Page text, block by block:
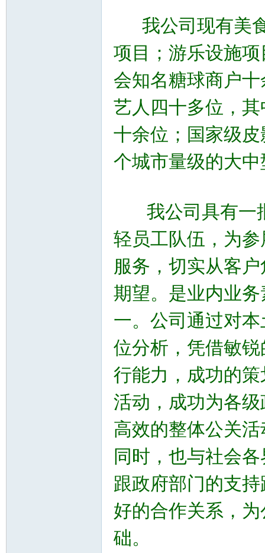
我公司现有美食
项目；游乐设施
会知名糖球商户
艺人四十多位，
十余位；国家级
个城市量级的大
我公司具有一
轻员工队伍，为
服务，切实从客
期望。是业内业
一。公司通过对
位分析，凭借敏
行能力，成功的
活动，成功为各
高效的整体公关
同时，也与社会
跟政府部门的支
好的合作关系，
础。